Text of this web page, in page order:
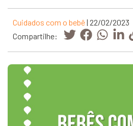
Cuidados com o bebê| 22/02/2023
Compartilhe: